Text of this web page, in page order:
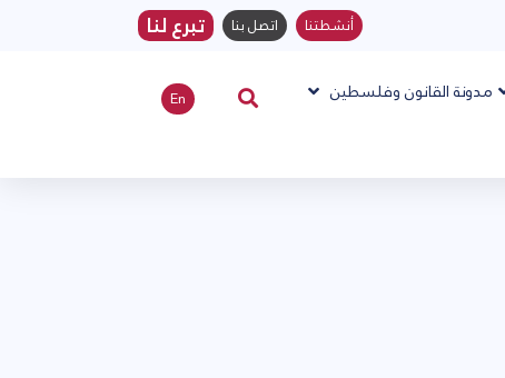
أنشطتنا اتصل بنا تبرع لنا
مدونة القانون وفلسطين En